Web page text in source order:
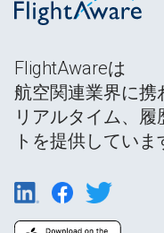
FlightAwareは
航空関連業界に携
リアルタイム、
トを提供していま